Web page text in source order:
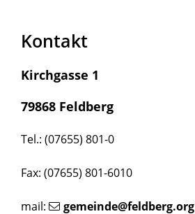
Kontakt
Kirchgasse 1
79868 Feldberg
Tel.: (07655) 801-0
Fax: (07655) 801-6010
mail: gemeinde@feldberg.org